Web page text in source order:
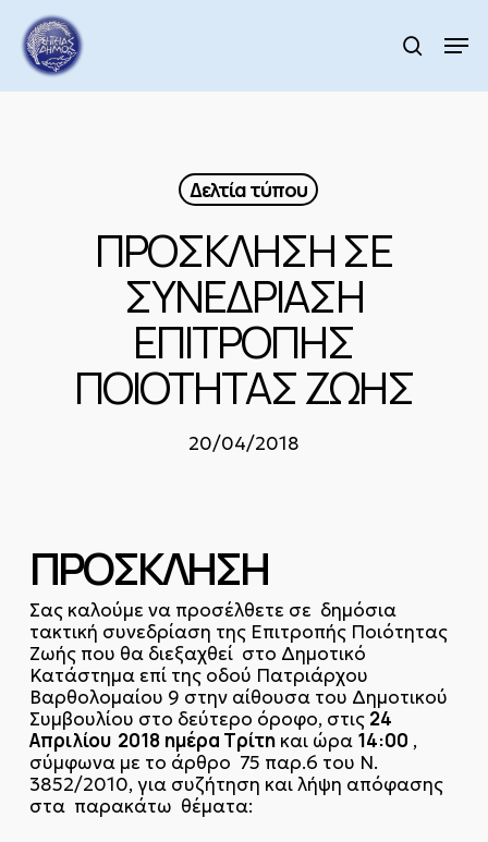
main
content
search
Δελτία τύπου
ΠΡΟΣΚΛΗΣΗ ΣΕ
ΣΥΝΕΔΡΙΑΣΗ
ΕΠΙΤΡΟΠΗΣ
ΠΟΙΟΤΗΤΑΣ ΖΩΗΣ
20/04/2018
ΠΡΟΣΚΛΗΣΗ
Σας καλούμε να προσέλθετε σε δημόσια
τακτική συνεδρίαση της Επιτροπής Ποιότητας
Ζωής που θα διεξαχθεί στο Δημοτικό
Κατάστημα επί της οδού Πατριάρχου
Βαρθολομαίου 9 στην αίθουσα του Δημοτικού
Συμβουλίου στο δεύτερο όροφο, στις 24
Απριλίου 2018 ημέρα Τρίτηκαι ώρα 14:00 ,
σύμφωνα με το άρθρο 75 παρ.6 του Ν.
3852/2010, για συζήτηση και λήψη απόφασης
στα παρακάτω θέματα:
Menu